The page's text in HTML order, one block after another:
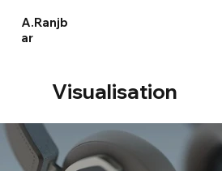
A.Ranjb
ar
Visualisation